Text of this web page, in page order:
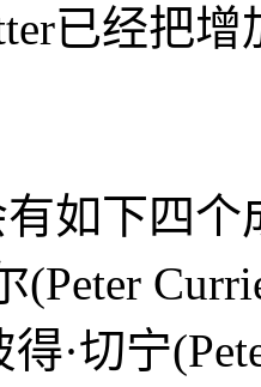
已经把
如下四
(Peter
得·切宁